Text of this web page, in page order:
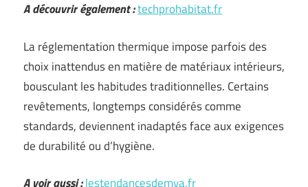
A découvrir également :techprohabitat.fr
La réglementation thermique impose parfois des
choix inattendus en matière de matériaux intérieurs,
bousculant les habitudes traditionnelles. Certains
revêtements, longtemps considérés comme
standards, deviennent inadaptés face aux exigences
de durabilité ou d’hygiène.
A voir aussi :lestendancesdemya.fr